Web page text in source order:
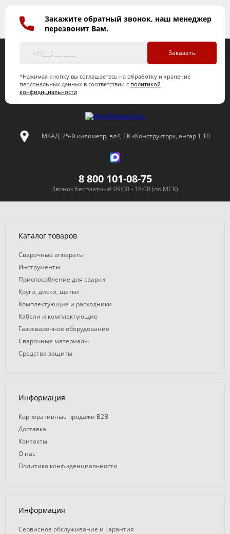
Закажите обратный звонок, наш менеджер
перезвонит Вам.
Заказать
*Нажимая кнопку вы соглашаетесь на обработку и хранение
персональных данных в соответствии с политикой
конфидициальности
МКАД, 25-й километр, вл4, ТК «Конструктор», ангар 1.10
8 800 101-08-75
Звонок бесплатный 09:00 - 18:00 (по МСК)
Каталог товаров
Сварочные аппараты
Инструменты
Приспособление для сварки
Круги, диски, щетки
Комплектующие и расходники
Кабели и комплектующие
Газосварочное оборудование
Сварочные материалы
Средства защиты
Информация
Корпоративные продажи B2B
Доставка
Контакты
О нас
Политика конфиденциальности
Информация
Сервисное обслуживание и Гарантия